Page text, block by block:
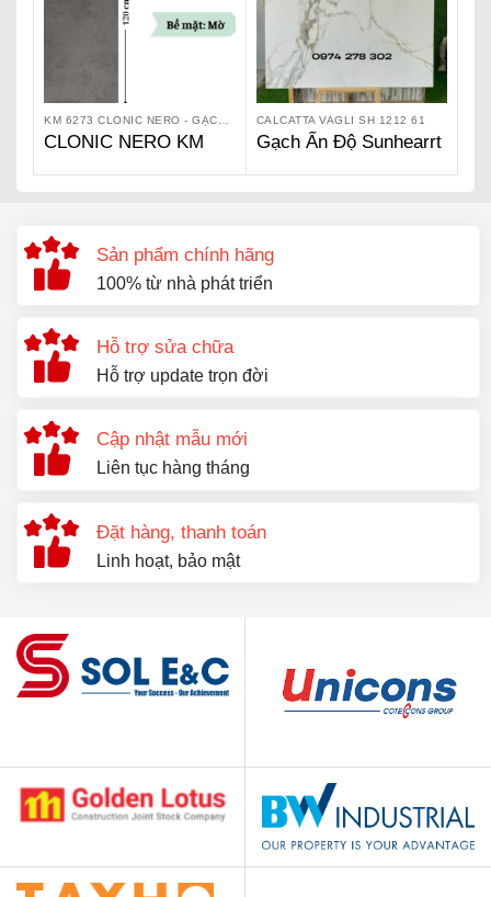
CLONIC NERO KM
CALCATTA VAGLI SH 1212 61
Gạch Ấn Độ Sunhearrt
Sản phẩm chính hãng
100% từ nhà phát triển
Hỗ trợ sửa chữa
Hỗ trợ update trọn đời
Cập nhật mẫu mới
Liên tục hàng tháng
Đặt hàng, thanh toán
Linh hoạt, bảo mật